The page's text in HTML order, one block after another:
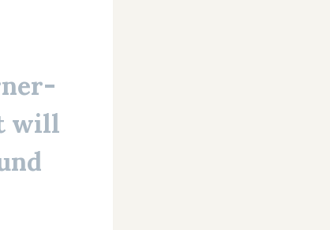
will